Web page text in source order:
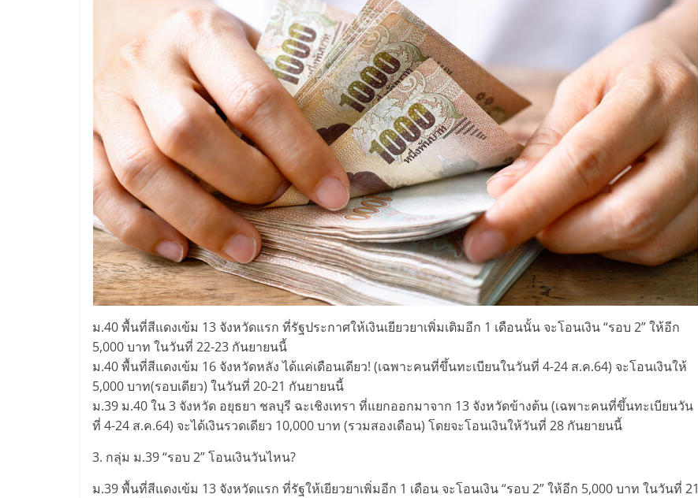
ม.40 พื้นที่สีแดงเข้ม 13 จังหวัดแรก ที่รัฐประกาศให้เงินเยียวยาเพิ่มเติมอีก 1 เดือนนั้น จะโอนเงิน “รอบ 2” ให้อีก
5,000 บาท ในวันที่ 22-23 กันยายนนี้
ม.40 พื้นที่สีแดงเข้ม 16 จังหวัดหลัง ได้แค่เดือนเดียว! (เฉพาะคนที่ขึ้นทะเบียนในวันที่ 4-24 ส.ค.64) จะโอนเงินให้
5,000 บาท(รอบเดียว) ในวันที่ 20-21 กันยายนนี้
ม.39 ม.40 ใน 3 จังหวัด อยุธยา ชลบุรี ฉะเชิงเทรา ที่แยกออกมาจาก 13 จังหวัดข้างต้น (เฉพาะคนที่ขึ้นทะเบียนวัน
ที่ 4-24 ส.ค.64) จะได้เงินรวดเดียว 10,000 บาท (รวมสองเดือน) โดยจะโอนเงินให้วันที่ 28 กันยายนนี้
3. กลุ่ม ม.39 “รอบ 2” โอนเงินวันไหน?
ม.39 พื้นที่สีแดงเข้ม 13 จังหวัดแรก ที่รัฐให้เยียวยาเพิ่มอีก 1 เดือน จะโอนเงิน “รอบ 2” ให้อีก 5,000 บาท ในวันที่ 21